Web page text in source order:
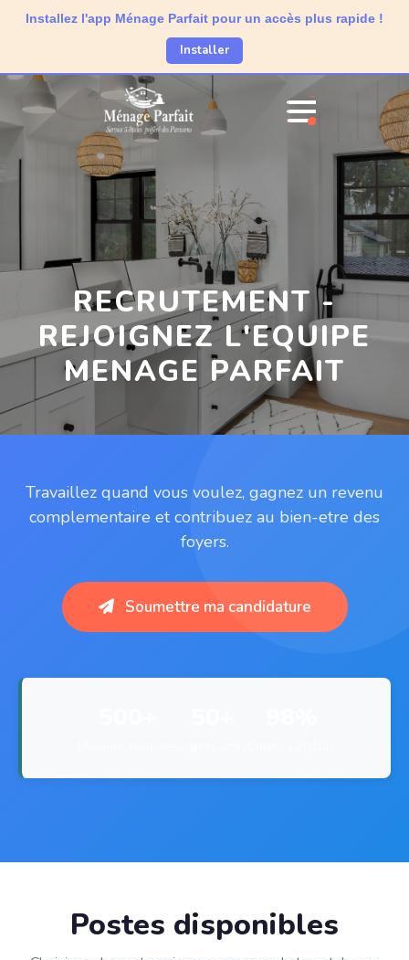
Installez l'app Ménage Parfait pour un accès plus rapide !
Installer
RECRUTEMENT -
REJOIGNEZ L'EQUIPE
MENAGE PARFAIT
Travaillez quand vous voulez, gagnez un revenu
complementaire et contribuez au bien-etre des
foyers.
Soumettre ma candidature
Postes disponibles